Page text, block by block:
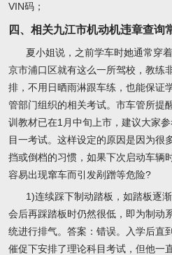
VIN码；
四、相关九江市机动机违章查询
夏小姐说，之前学车时她通常穿
京市浦口区就有这么一所驾校，教练
排，不用日晒雨淋跟车练，也能保证
管部门组织的相关考试。市车管所提
训教材已在1月中旬上市，建议大家
目一考试。这样设定的原因是因为很
挡或倒档的习惯，如果下次启动车辆
容易出现窜车而引发剐蹭等危险?
1)连续踩下制动踏板，如踏板逐
会后再踩踏板时仍然很低，即为制动
统进行排气。答案：错误。入学后直
催促下安排了理论科目考试，但他一